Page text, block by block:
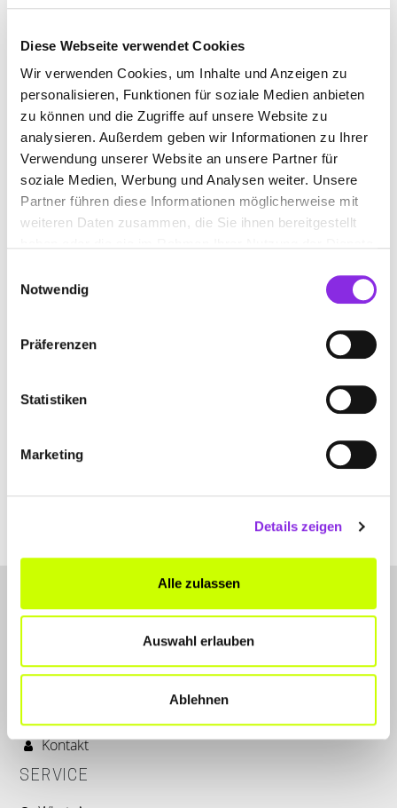
Diese Webseite verwendet Cookies
Wir verwenden Cookies, um Inhalte und Anzeigen zu
personalisieren, Funktionen für soziale Medien anbieten
zu können und die Zugriffe auf unsere Website zu
analysieren. Außerdem geben wir Informationen zu Ihrer
Verwendung unserer Website an unsere Partner für
soziale Medien, Werbung und Analysen weiter. Unsere
Partner führen diese Informationen möglicherweise mit
weiteren Daten zusammen, die Sie ihnen bereitgestellt
Notwendig
Präferenzen
Statistiken
Marketing
Details zeigen
Alle zulassen
Auswahl erlauben
Ablehnen
Informationen zum Datenschutz, insbesondere auch zu Euren
Rechten, findet ihr in unserer
Absenden
Kontakt
SERVICE